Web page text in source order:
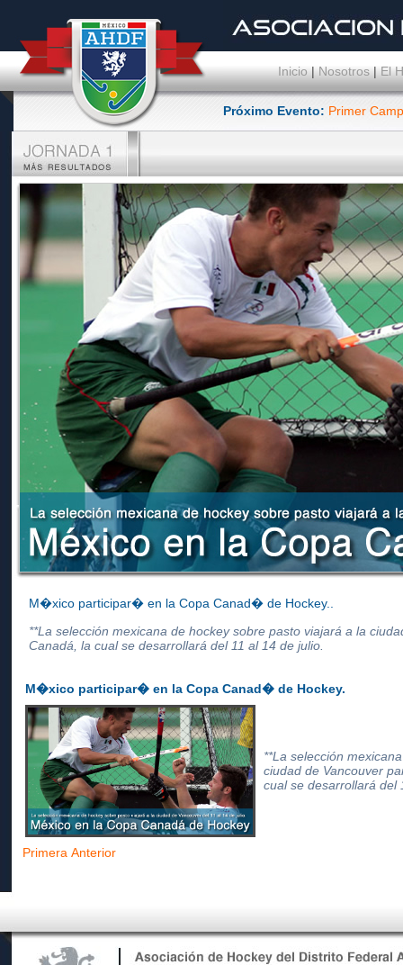
Inicio|Nosotros|El
Próximo Evento: Primer
M�xico participar� en la Copa Canad� de Hockey..
**La selección mexicana de hockey sobre pasto viajará a la
Canadá, la cual se desarrollará del 11 al 14 de julio.
M�xico participar� en la Copa Canad� de Hockey.
**La selección
ciudad de Vancouver
cual se desarrollará del
Primera Anterior